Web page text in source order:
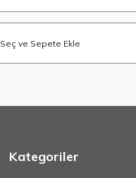
Seç ve Sepete Ekle
Kategoriler